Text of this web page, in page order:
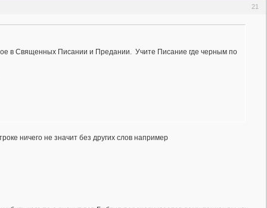
21
в Священных Писании и Предании. Учите Писание где черным по
ничего не значит без других слов например